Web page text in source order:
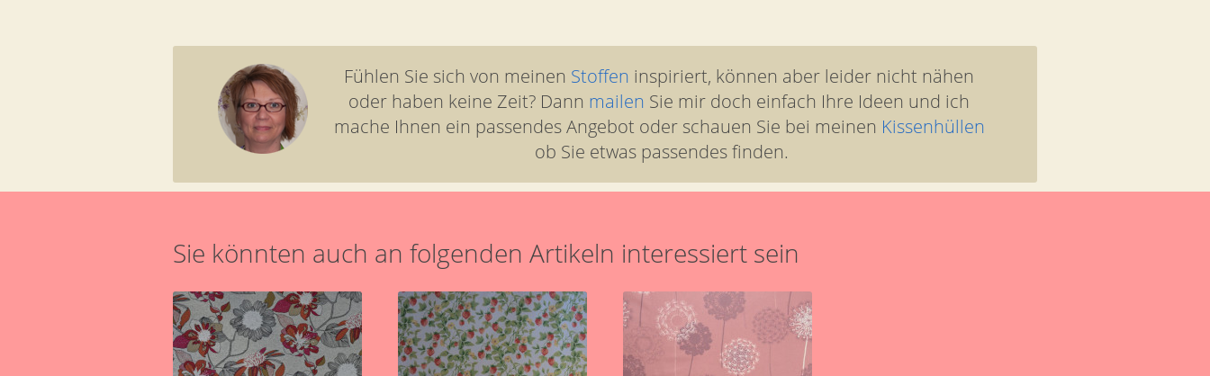
Fühlen Sie sich von meinen Stoffen inspiriert, können aber leider nicht nähen
oder haben keine Zeit? Dann mailen Sie mir doch einfach Ihre Ideen und ich
mache Ihnen ein passendes Angebot oder schauen Sie bei meinen Kissenhüllen
ob Sie etwas passendes finden.
Sie könnten auch an folgenden Artikeln interessiert sein